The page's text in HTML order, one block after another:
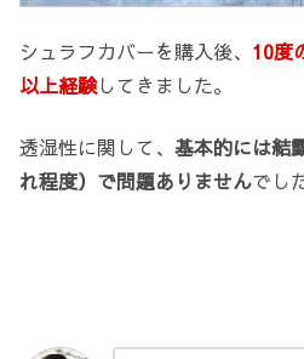
シュラフカバーを購入後、 10度
以上経験してきました。
透湿性に関して、 基本的には結
れ程度）で問題ありませんでし